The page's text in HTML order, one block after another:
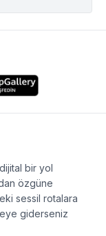
bir yol
özgüne
sessil rotalara
giderseniz